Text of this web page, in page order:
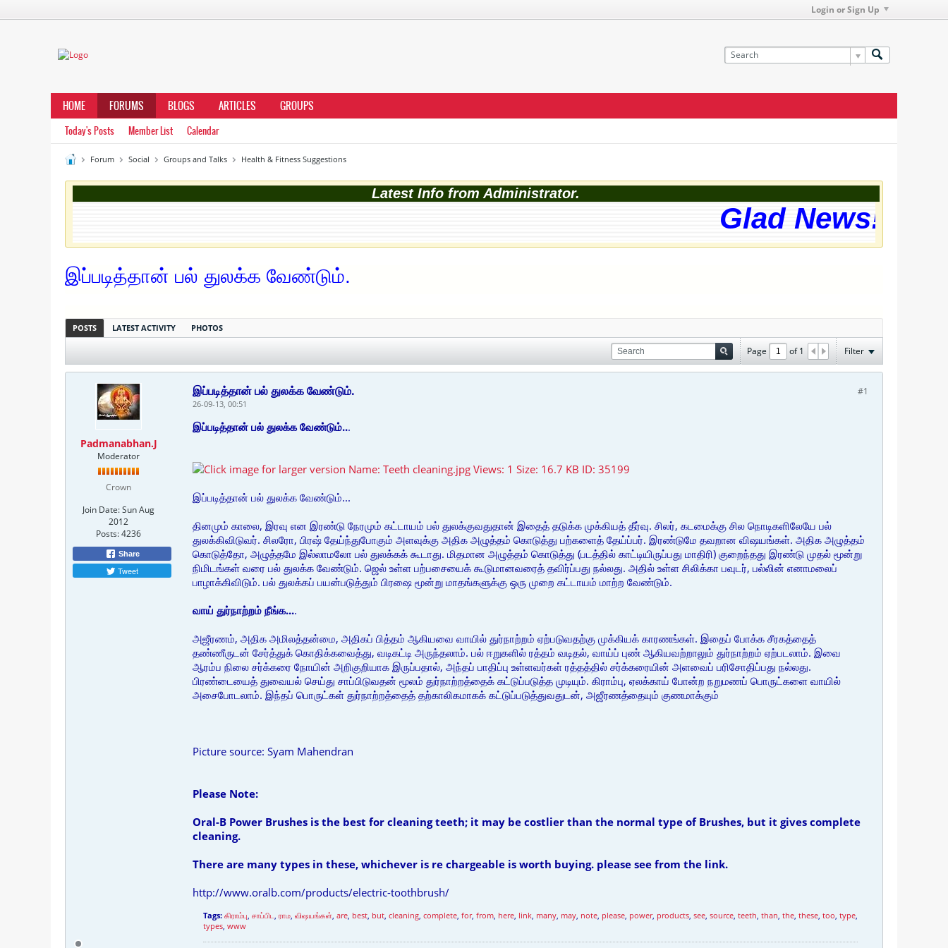
Login or Sign Up
HOME FORUMS BLOGS ARTICLES GROUPS
Today's Posts Member List Calendar
Forum Social Groups and Talks Health & Fitness Suggestions
Latest Info from Administrator.
Glad News!
இப்படித்தான் பல் துலக்க வேண்டும்.
POSTS LATEST ACTIVITY PHOTOS
Page of1 Filter
Padmanabhan.J
Moderator
Crown
Join Date:Sun Aug
2012
Posts:4236
Share
Tweet
#1
இப்படித்தான் பல் துலக்க வேண்டும்.
26-09-13, 00:51
இப்படித்தான் பல் துலக்க வேண்டும்...
இப்படித்தான் பல் துலக்க வேண்டும்...
தினமும் காலை, இரவு என இரண்டு நேரமும் கட்டாயம் பல் துலக்குவதுதான் இதைத் தடுக்க முக்கியத் தீர்வு. சிலர், கடமைக்கு சில நொடிகளிலேயே பல்
துலக்கிவிடுவர். சிலரோ, பிரஷ் தேய்ந்துபோகும் அளவுக்கு அதிக அழுத்தம் கொடுத்து பற்களைத் தேய்ப்பர். இரண்டுமே தவறான விஷயங்கள். அதிக அழுத்தம்
கொடுத்தோ, அழுத்தமே இல்லாமலோ பல் துலக்கக் கூடாது. மிதமான அழுத்தம் கொடுத்து (படத்தில் காட்டியிருப்பது மாதிரி) குறைந்தது இரண்டு முதல் மூன்று
நிமிடங்கள் வரை பல் துலக்க வேண்டும். ஜெல் உள்ள பற்பசையைக் கூடுமானவரைத் தவிர்ப்பது நல்லது. அதில் உள்ள சிலிக்கா பவுடர், பல்லின் எனாமலைப்
பாழாக்கிவிடும். பல் துலக்கப் பயன்படுத்தும் பிரஷை மூன்று மாதங்களுக்கு ஒரு முறை கட்டாயம் மாற்ற வேண்டும்.
வாய் துர்நாற்றம் நீங்க....
அஜீரணம், அதிக அமிலத்தன்மை, அதிகப் பித்தம் ஆகியவை வாயில் துர்நாற்றம் ஏற்படுவதற்கு முக்கியக் காரணங்கள். இதைப் போக்க சீரகத்தைத்
தண்ணீருடன் சேர்த்துக் கொதிக்கவைத்து, வடிகட்டி அருந்தலாம். பல் ஈறுகளில் ரத்தம் வடிதல், வாய்ப் புண் ஆகியவற்றாலும் துர்நாற்றம் ஏற்படலாம். இவை
ஆரம்ப நிலை சர்க்கரை நோயின் அறிகுறியாக இருப்பதால், அந்தப் பாதிப்பு உள்ளவர்கள் ரத்தத்தில் சர்க்கரையின் அளவைப் பரிசோதிப்பது நல்லது.
பிரண்டையைத் துவையல் செய்து சாப்பிடுவதன் மூலம் துர்நாற்றத்தைக் கட்டுப்படுத்த முடியும். கிராம்பு, ஏலக்காய் போன்ற நறுமணப் பொருட்களை வாயில்
அசைபோடலாம். இந்தப் பொருட்கள் துர்நாற்றத்தைத் தற்காலிகமாகக் கட்டுப்படுத்துவதுடன், அஜீரணத்தையும் குணமாக்கும்
Picture source: Syam Mahendran
Please Note:
Oral-B Power Brushes is the best for cleaning teeth; it may be costlier than the normal type of Brushes, but it gives complete
cleaning.
There are many types in these, whichever is re chargeable is worth buying. please see from the link.
http://www.oralb.com/products/electric-toothbrush/
Tags: கிராம்பு, சாப்பிட, ராம, விஷயங்கள், are, best, but, cleaning, complete, for, from, here, link, many, may, note, please, power, products, see, source, teeth, than, the, these, too, type,
types, www